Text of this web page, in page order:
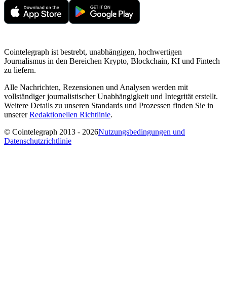
Cointelegraph ist bestrebt, unabhängigen, hochwertigen
Journalismus in den Bereichen Krypto, Blockchain, KI und Fintech
zu liefern.
Alle Nachrichten, Rezensionen und Analysen werden mit
vollständiger journalistischer Unabhängigkeit und Integrität erstellt.
Weitere Details zu unseren Standards und Prozessen finden Sie in
unsererRedaktionellen Richtlinie.
© Cointelegraph 2013 - 2026Nutzungsbedingungen und
Datenschutzrichtlinie